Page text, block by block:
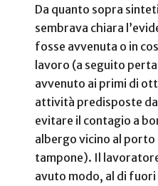
Da quanto sopra
sembrava chiara
fosse avvenuta o in
lavoro (a seguito
avvenuto ai primi di
attività predisposte
evitare il contagio a
albergo vicino al porto
tampone). Il
avuto modo, al di